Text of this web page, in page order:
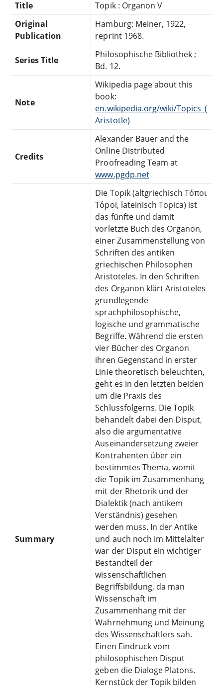
Title
Topik : Organon V
Original
Publication
Hamburg: Meiner, 1922,
reprint 1968.
Series Title
Philosophische Bibliothek ;
Bd. 12.
Note
Wikipedia page about this
book:
en.wikipedia.org/wiki/Topics_(
Aristotle)
Credits
Alexander Bauer and the
Online Distributed
Proofreading Team at
www.pgdp.net
Summary
Die Topik (altgriechisch Τόποι
Tópoi, lateinisch Topica) ist
das fünfte und damit
vorletzte Buch des Organon,
einer Zusammenstellung von
Schriften des antiken
griechischen Philosophen
Aristoteles. In den Schriften
des Organon klärt Aristoteles
grundlegende
sprachphilosophische,
logische und grammatische
Begriffe. Während die ersten
vier Bücher des Organon
ihren Gegenstand in erster
Linie theoretisch beleuchten,
geht es in den letzten beiden
um die Praxis des
Schlussfolgerns. Die Topik
behandelt dabei den Disput,
also die argumentative
Auseinandersetzung zweier
Kontrahenten über ein
bestimmtes Thema, womit
die Topik im Zusammenhang
mit der Rhetorik und der
Dialektik (nach antikem
Verständnis) gesehen
werden muss. In der Antike
und auch noch im Mittelalter
war der Disput ein wichtiger
Bestandteil der
wissenschaftlichen
Begriffsbildung, da man
Wissenschaft im
Zusammenhang mit der
Wahrnehmung und Meinung
des Wissenschaftlers sah.
Einen Eindruck vom
philosophischen Disput
geben die Dialoge Platons.
Kernstück der Topik bilden